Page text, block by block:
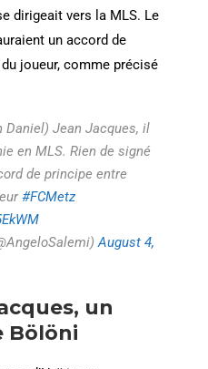
dirigeait vers la MLS. Le
un accord de
joueur, comme précisé
Daniel) Jean Jacques, il
en MLS. Rien de signé
de principe entre
#FCMetz
August 4,
un
Bölöni